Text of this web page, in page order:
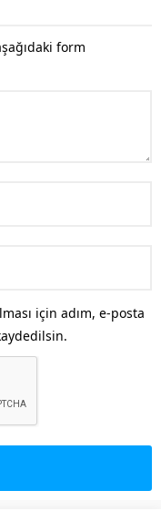
form
için adım, e-posta